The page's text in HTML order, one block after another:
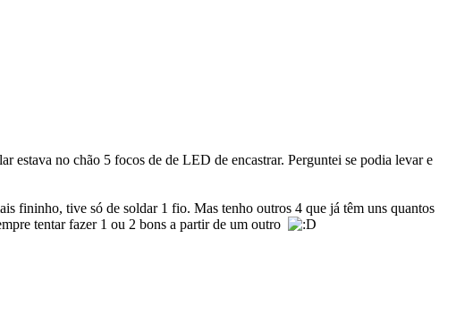
estava no chão 5 focos de de LED de encastrar. Perguntei se podia levar e
fininho, tive só de soldar 1 fio. Mas tenho outros 4 que já têm uns quantos
tentar fazer 1 ou 2 bons a partir de um outro